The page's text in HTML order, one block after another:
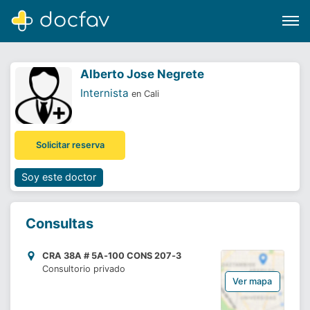
Software para clínicas
¿Eres un doctor?
Alberto Jose Negrete
Internista en Cali
Solicitar reserva
Soy este doctor
Consultas
CRA 38A # 5A‐100 CONS 207‐3
Consultorio privado
Ver mapa